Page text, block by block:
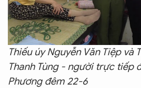
Thiếu úy Nguyễn Văn Tiệp và
Thanh Tùng - người trực tiếp
Phương đêm 22-6